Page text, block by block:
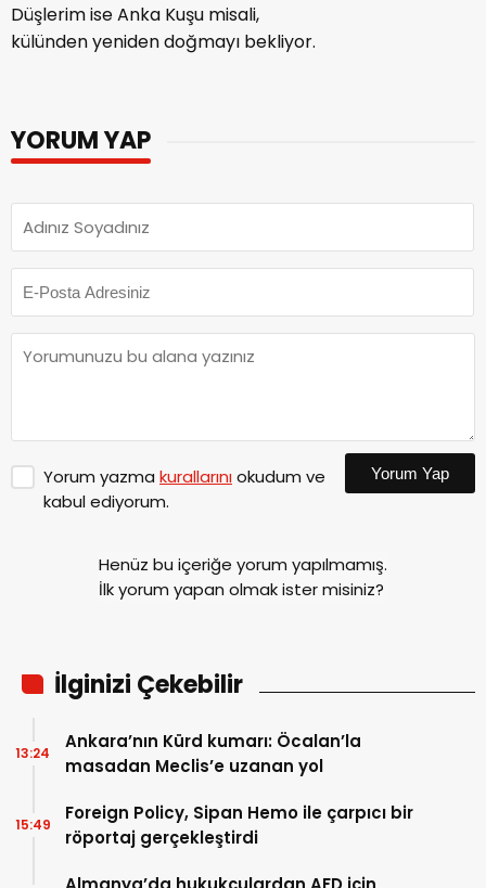
Düşlerim ise Anka Kuşu misali,
külünden yeniden doğmayı bekliyor.
YORUM YAP
Yorum yazma kurallarınıokudum ve
kabul ediyorum.
Yorum Yap
Henüz bu içeriğe yorum yapılmamış.
İlk yorum yapan olmak ister misiniz?
İlginizi Çekebilir
Ankara’nın Kürd kumarı: Öcalan’la
masadan Meclis’e uzanan yol
13:24
Foreign Policy, Sipan Hemo ile çarpıcı bir
röportaj gerçekleştirdi
15:49